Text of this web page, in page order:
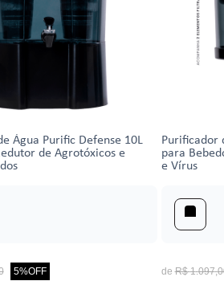
Água Purific Defense 10L
de Agrotóxicos e
5%OFF
Purificador
para
e Vírus
deR$ 1.097,